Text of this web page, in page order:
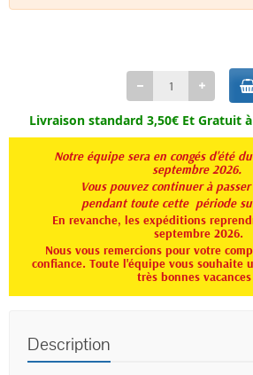
Livraison standard 3,50€ Et Gratuit
Notre équipe sera en congés d'été
septembre 2026.
Vous pouvez continuer à passer
pendant toute cette période
En revanche, les expéditions
septembre 2026.
Nous vous remercions pour votre
confiance. Toute l'équipe vous souhaite
très bonnes
Description